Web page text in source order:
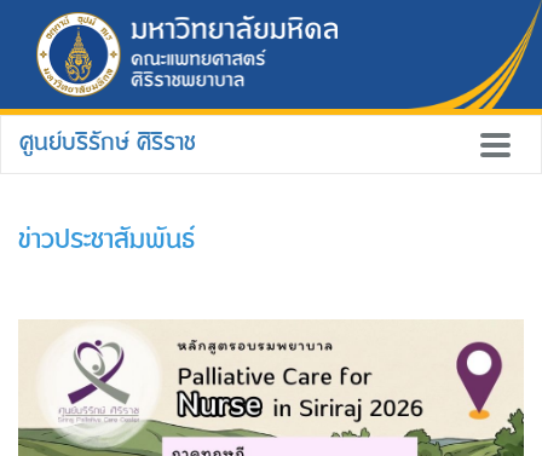
ศูนย์บริรักษ์ ศิริราช
ข่าวประชาสัมพันธ์